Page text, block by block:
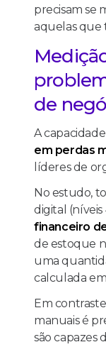
precisam se
aquelas que
de
A
em perdas
líderes de
No estudo,
digital
financeiro
de estoque
uma
calculada
Em
manuais é
são capazes